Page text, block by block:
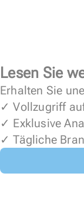
Lesen Sie
Erhalten Sie
✓ Vollzugriff
✓ Exklusive
✓ Tägliche